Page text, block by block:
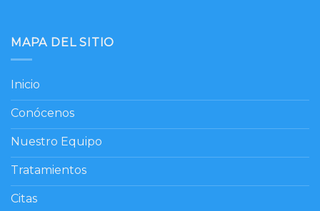
MAPA DEL SITIO
Inicio
Conócenos
Nuestro Equipo
Tratamientos
Citas